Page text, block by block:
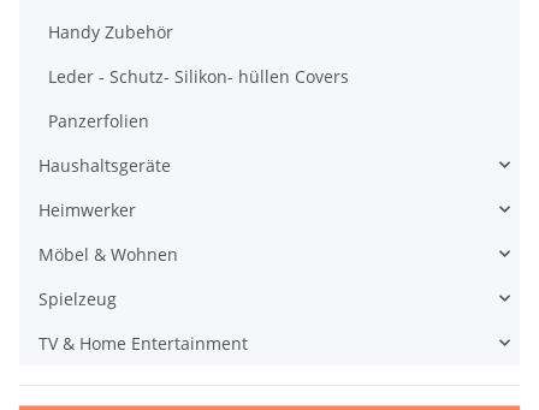
Handy Zubehör
Leder - Schutz- Silikon- hüllen Covers
Panzerfolien
Haushaltsgeräte
Heimwerker
Möbel & Wohnen
Spielzeug
TV & Home Entertainment